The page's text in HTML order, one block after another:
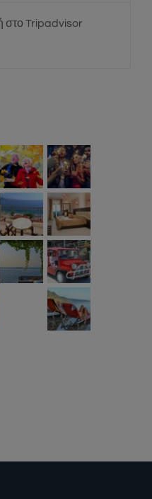
στο Tripadvisor